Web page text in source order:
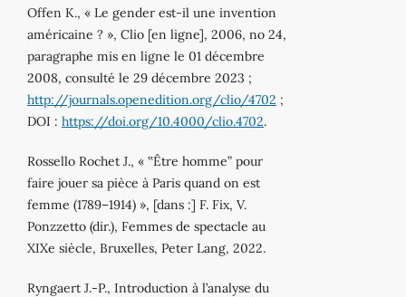
Offen K., « Le gender est-il une invention
américaine ? », Clio [en ligne], 2006, no 24,
paragraphe mis en ligne le 01 décembre
2008, consulté le 29 décembre 2023 ;
http://journals.openedition.org/clio/4702 ;
DOI : https://doi.org/10.4000/clio.4702.
Rossello Rochet J., « ‟Être homme” pour
faire jouer sa pièce à Paris quand on est
femme (1789–1914) », [dans :] F. Fix, V.
Ponzzetto (dir.), Femmes de spectacle au
XIXe siècle, Bruxelles, Peter Lang, 2022.
Ryngaert J.-P., Introduction à l’analyse du